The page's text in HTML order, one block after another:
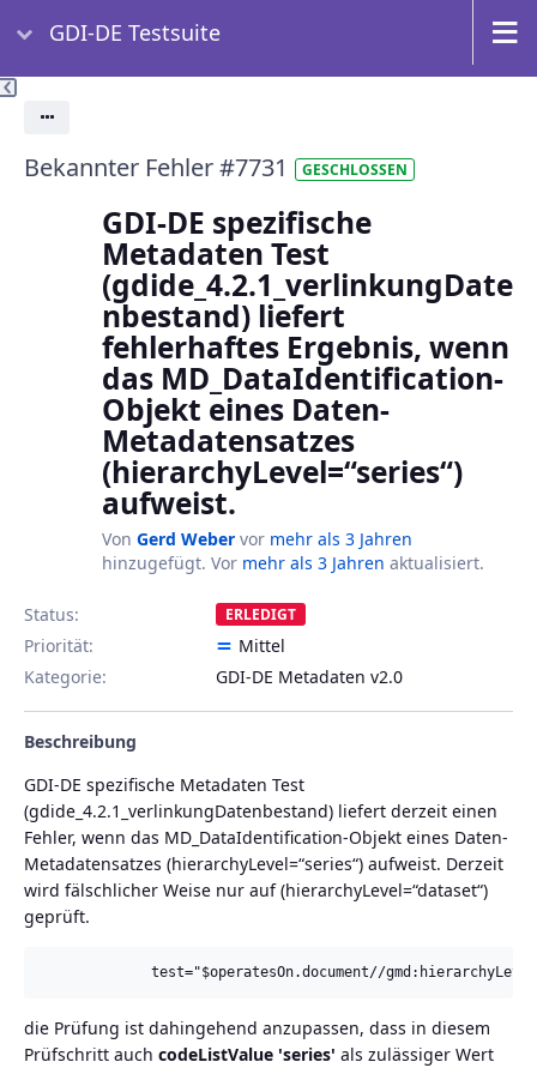
GDI-DE Testsuite
Bekannter Fehler #7731 GESCHLOSSEN
GDI-DE spezifische
Metadaten Test
(gdide_4.2.1_verlinkungDate
nbestand) liefert
fehlerhaftes Ergebnis, wenn
das MD_DataIdentification-
Objekt eines Daten-
Metadatensatzes
(hierarchyLevel=“series“)
aufweist.
Von Gerd Weber vor mehr als 3 Jahren
hinzugefügt. Vor mehr als 3 Jahren aktualisiert.
Status: ERLEDIGT
Priorität:
Mittel
Kategorie:
GDI-DE Metadaten v2.0
Beschreibung
GDI-DE spezifische Metadaten Test
(gdide_4.2.1_verlinkungDatenbestand) liefert derzeit einen
Fehler, wenn das MD_DataIdentification-Objekt eines Daten-
Metadatensatzes (hierarchyLevel=“series“) aufweist. Derzeit
wird fälschlicher Weise nur auf (hierarchyLevel=“dataset“)
geprüft.
die Prüfung ist dahingehend anzupassen, dass in diesem
Prüfschritt auch codeListValue 'series' als zulässiger Wert